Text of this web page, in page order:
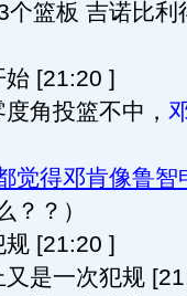
个篮板 吉诺比利
始 [21:20 ]
角投篮不中，
觉得邓肯像鲁智
？？）
规 [21:20 ]
是一次犯规